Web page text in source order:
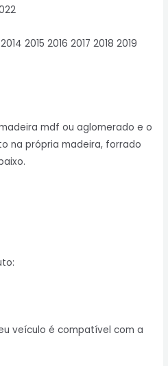
2015 2016 2017 2018 2019
mdf ou aglomerado e o
na própria madeira, forrado
veículo é compatível com a